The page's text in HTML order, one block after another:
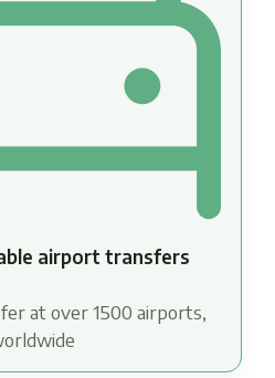
airport transfers
at over 1500 airports,